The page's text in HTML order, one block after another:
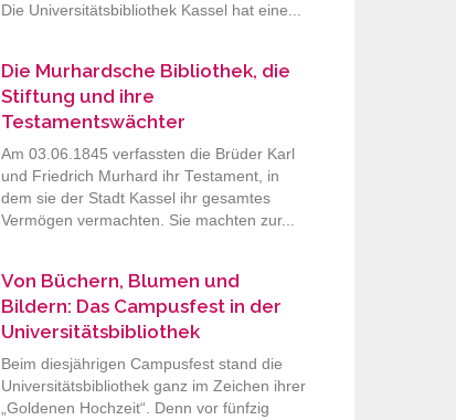
Die Universitätsbibliothek Kassel hat eine...
Die Murhardsche Bibliothek, die
Stiftung und ihre
Testamentswächter
Am 03.06.1845 verfassten die Brüder Karl
und Friedrich Murhard ihr Testament, in
dem sie der Stadt Kassel ihr gesamtes
Vermögen vermachten. Sie machten zur...
Von Büchern, Blumen und
Bildern: Das Campusfest in der
Universitätsbibliothek
Beim diesjährigen Campusfest stand die
Universitätsbibliothek ganz im Zeichen ihrer
„Goldenen Hochzeit“. Denn vor fünfzig